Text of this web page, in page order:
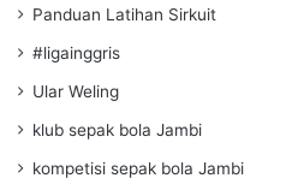
Panduan Latihan Sirkuit
#ligainggris
Ular Weling
klub sepak bola Jambi
kompetisi sepak bola Jambi